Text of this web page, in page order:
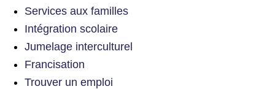
Services aux familles
Intégration scolaire
Jumelage interculturel
Francisation
Trouver un emploi